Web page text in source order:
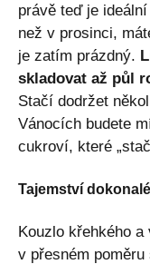
právě teď je
než v prosinci,
je zatím prázdný.
skladovat až půl
Stačí dodržet
Vánocích budete
cukroví, které
Tajemství
Kouzlo křehkého
v přesném